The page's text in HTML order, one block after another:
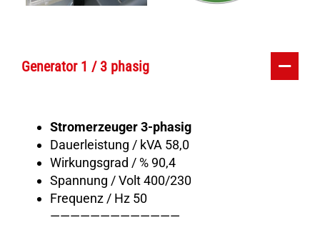
Generator 1 / 3 phasig
Stromerzeuger 3-phasig
Dauerleistung / kVA 58,0
Wirkungsgrad / % 90,4
Spannung / Volt 400/230
Frequenz / Hz 50
—————————————